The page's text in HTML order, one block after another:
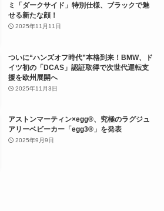
ミ「ダークサイド」特別仕様、ブラックで魅
せる新たな顔！
2025年11月11日
ついに“ハンズオフ時代”本格到来！BMW、ド
イツ初の「DCAS」認証取得で次世代運転支
援を欧州展開へ
2025年11月3日
アストンマーティン×egg®、究極のラグジュ
アリーベビーカー「egg3®」を発表
2025年9月9日